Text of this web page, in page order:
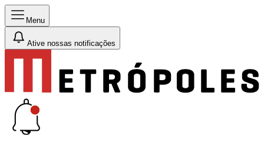
Menu
Ative nossas notificações